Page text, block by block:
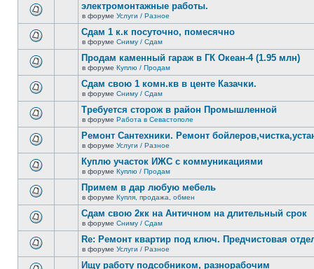
непрочитанных
сообщений.
новых
непрочитанных
сообщений.
новых
непрочитанных
сообщений.
электромонтажные работы.
в форуме Услуги / Разное
новых
непрочитанных
сообщений.
Сдам 1 к.к посуточно, помесячно
в форуме Сниму / Сдам
новых
непрочитанных
сообщений.
Продам каменный гараж в ГК Океан-4 (1.95 млн)
в форуме Куплю / Продам
новых
непрочитанных
сообщений.
Сдам свою 1 комн.кв в центе Казачки.
в форуме Сниму / Сдам
новых
непрочитанных
сообщений.
Требуется сторож в район Промышленной
в форуме Работа в Севастополе
новых
непрочитанных
сообщений.
Ремонт Сантехники. Ремонт
в форуме Услуги / Разное
новых
непрочитанных
сообщений.
Куплю участок ИЖС с коммуникациями
в форуме Куплю / Продам
новых
непрочитанных
сообщений.
Примем в дар любую мебель
в форуме Купля, продажа, обмен
новых
непрочитанных
Сдам свою 2кк на Античном на длительный срок
в форуме Сниму / Сдам
Re: Ремонт квартир под ключ. Предчистовая
в форуме Услуги / Разное
Ищу работу подсобником, разнорабочим